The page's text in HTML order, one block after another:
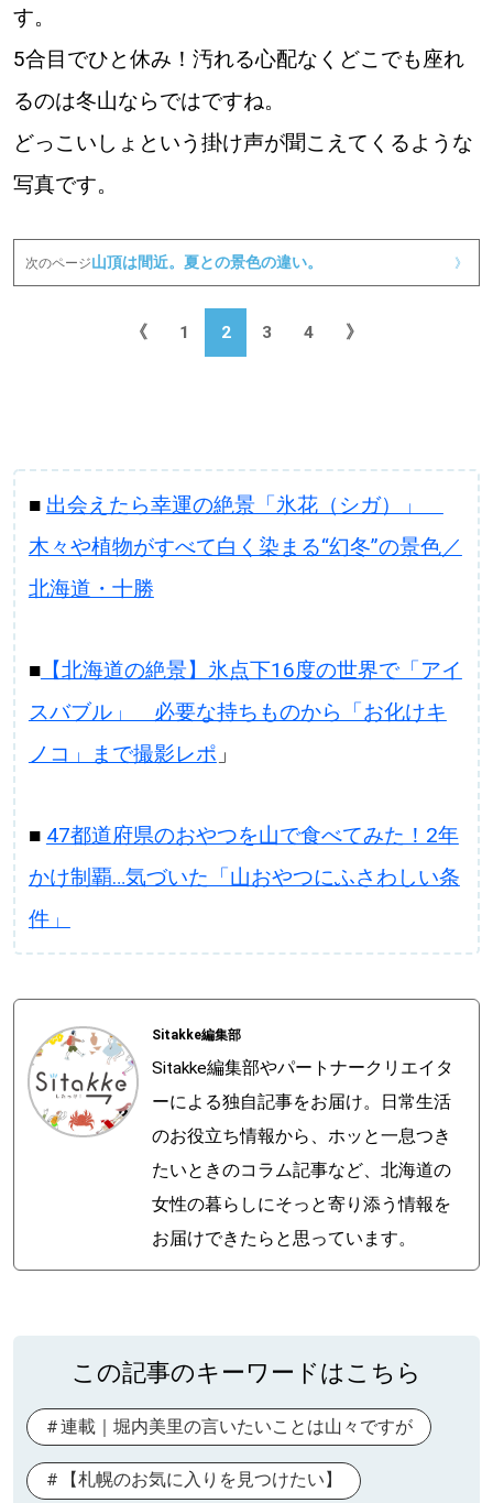
す。
5合目でひと休み！汚れる心配なくどこでも座れ
るのは冬山ならではですね。
どっこいしょという掛け声が聞こえてくるような
写真です。
次のページ山頂は間近。夏との景色の違い。 》
《 1 2 3 4 》
■ 出会えたら幸運の絶景「氷花（シガ）」
木々や植物がすべて白く染まる“幻冬”の景色／
北海道・十勝
■【北海道の絶景】氷点下16度の世界で「アイ
スバブル」 必要な持ちものから「お化けキ
ノコ」まで撮影レポ 」
■ 47都道府県のおやつを山で食べてみた！2年
かけ制覇…気づいた「山おやつにふさわしい条
件」
Sitakke編集部
Sitakke編集部やパートナークリエイタ
ーによる独自記事をお届け。日常生活
のお役立ち情報から、ホッと一息つき
たいときのコラム記事など、北海道の
女性の暮らしにそっと寄り添う情報を
お届けできたらと思っています。
この記事のキーワードはこちら
連載｜堀内美里の言いたいことは山々ですが
【札幌のお気に入りを見つけたい】